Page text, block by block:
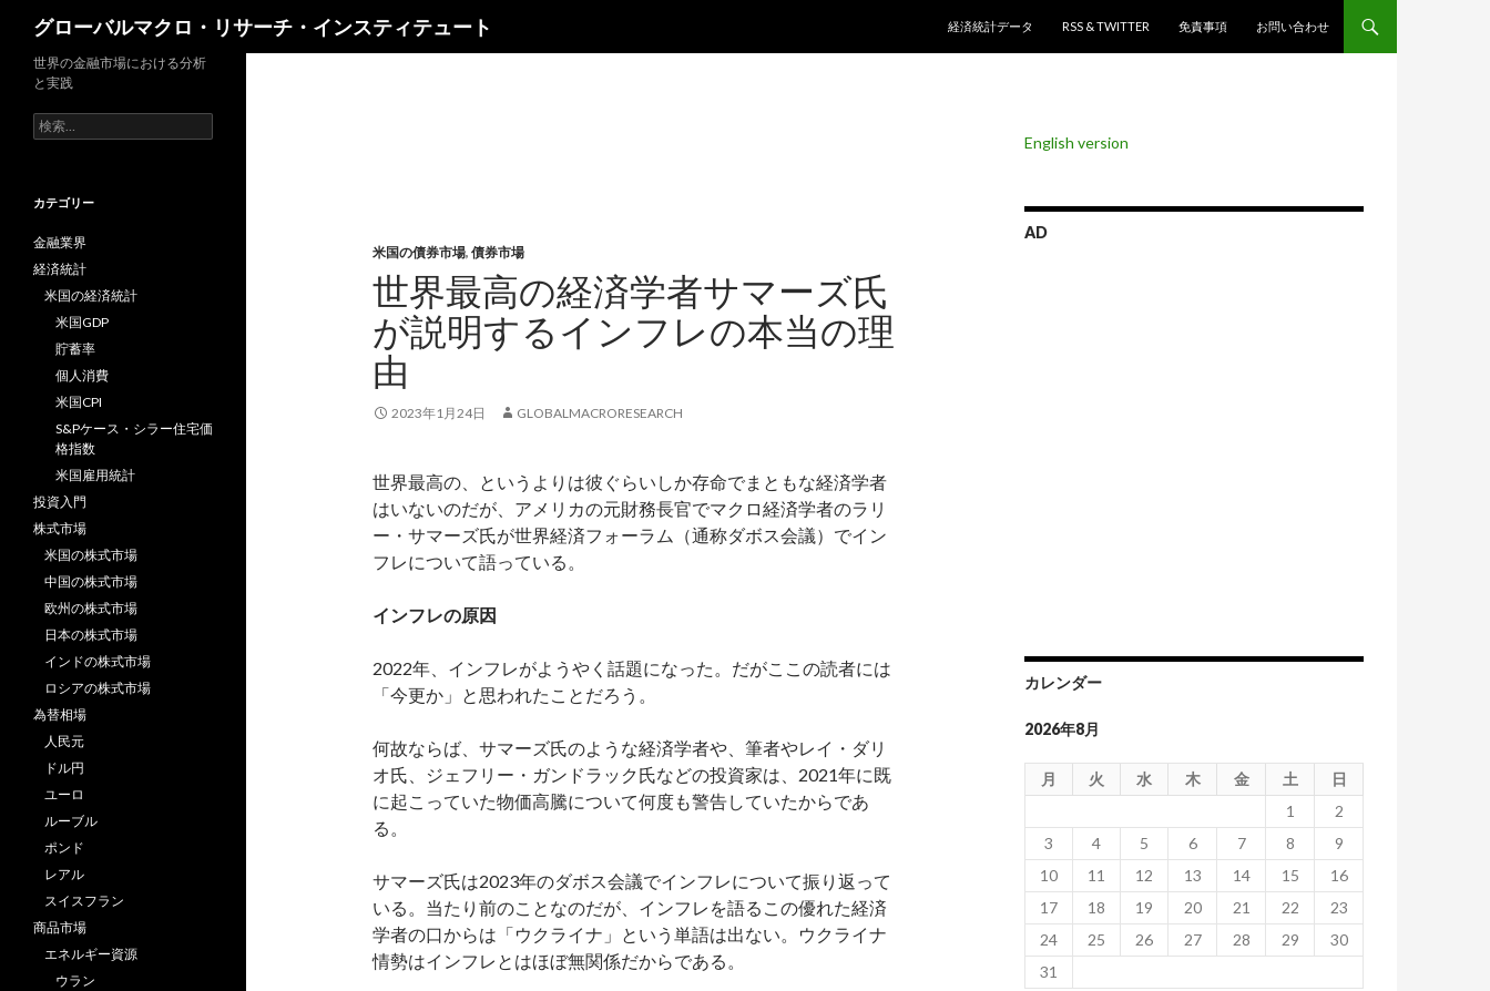
グローバルマクロ・リサーチ・インスティテュート
経済統計データ
RSS & TWITTER 免責事項 お問い合わせ
米国の債券市場, 債券市場
世界最高の経済学者サマーズ氏
が説明するインフレの本当の理
由
2023年1月24日 GLOBALMACRORESEARCH
世界最高の、というよりは彼ぐらいしか存命でまともな経済学者
はいないのだが、アメリカの元財務長官でマクロ経済学者のラリ
ー・サマーズ氏が世界経済フォーラム（通称ダボス会議）でイン
フレについて語っている。
インフレの原因
2022年、インフレがようやく話題になった。だがここの読者には
「今更か」と思われたことだろう。
何故ならば、サマーズ氏のような経済学者や、筆者やレイ・ダリ
オ氏、ジェフリー・ガンドラック氏などの投資家は、2021年に既
に起こっていた物価高騰について何度も警告していたからであ
る。
サマーズ氏は2023年のダボス会議でインフレについて振り返って
いる。当たり前のことなのだが、インフレを語るこの優れた経済
学者の口からは「ウクライナ」という単語は出ない。ウクライナ
情勢はインフレとはほぼ無関係だからである。
English version
AD
カレンダー
2026年8月
月 火 水 木 金 土
日
1
2
3
4 5 6 7 8
9
10
11 12 13 14 15
16
17
18 19 20 21 22
23
24
25 26 27 28 29
30
31
世界の金融市場における分析
と実践
検
索:
カテゴリー
金融業界
経済統計
米国の経済統計
米国GDP
貯蓄率
個人消費
米国CPI
S&Pケース・シラー住宅価
格指数
米国雇用統計
投資入門
株式市場
米国の株式市場
中国の株式市場
欧州の株式市場
日本の株式市場
インドの株式市場
ロシアの株式市場
為替相場
人民元
ドル円
ユーロ
ルーブル
ポンド
レアル
スイスフラン
商品市場
エネルギー資源
ウラン